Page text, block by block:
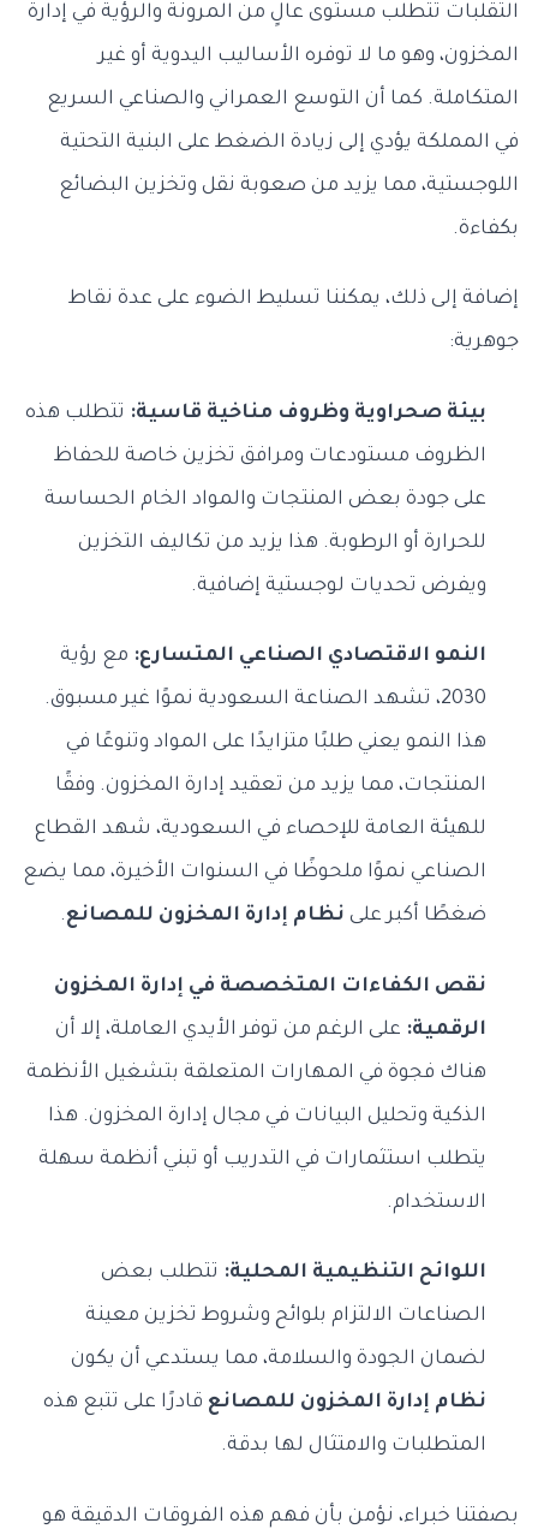
التقلبات تتطلب مستوى عالٍ من المرونة والرؤية في إدارة
المخزون، وهو ما لا توفره الأساليب اليدوية أو غير
المتكاملة. كما أن التوسع العمراني والصناعي السريع
في المملكة يؤدي إلى زيادة الضغط على البنية التحتية
اللوجستية، مما يزيد من صعوبة نقل وتخزين البضائع
بكفاءة.
إضافة إلى ذلك، يمكننا تسليط الضوء على عدة نقاط
جوهرية:
بيئة صحراوية وظروف مناخية قاسية: تتطلب هذه
الظروف مستودعات ومرافق تخزين خاصة للحفاظ
على جودة بعض المنتجات والمواد الخام الحساسة
للحرارة أو الرطوبة. هذا يزيد من تكاليف التخزين
ويفرض تحديات لوجستية إضافية.
النمو الاقتصادي الصناعي المتسارع: مع رؤية
2030، تشهد الصناعة السعودية نموًا غير مسبوق.
هذا النمو يعني طلبًا متزايدًا على المواد وتنوعًا في
المنتجات، مما يزيد من تعقيد إدارة المخزون. وفقًا
للهيئة العامة للإحصاء في السعودية، شهد القطاع
الصناعي نموًا ملحوظًا في السنوات الأخيرة، مما يضع
ضغطًا أكبر على نظام إدارة المخزون للمصانع.
نقص الكفاءات المتخصصة في إدارة المخزون
الرقمية: على الرغم من توفر الأيدي العاملة، إلا أن
هناك فجوة في المهارات المتعلقة بتشغيل الأنظمة
الذكية وتحليل البيانات في مجال إدارة المخزون. هذا
يتطلب استثمارات في التدريب أو تبني أنظمة سهلة
الاستخدام.
اللوائح التنظيمية المحلية: تتطلب بعض
الصناعات الالتزام بلوائح وشروط تخزين معينة
لضمان الجودة والسلامة، مما يستدعي أن يكون
نظام إدارة المخزون للمصانع قادرًا على تتبع هذه
المتطلبات والامتثال لها بدقة.
بصفتنا خبراء، نؤمن بأن فهم هذه الفروقات الدقيقة هو